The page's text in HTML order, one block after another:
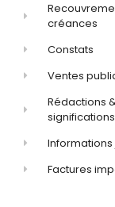
créances
Constats
Ventes
Rédactions
Factures